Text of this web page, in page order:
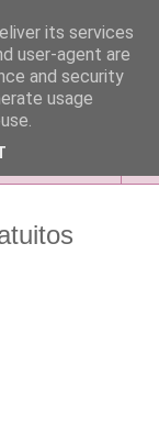
its services
user-agent are
and security
usage